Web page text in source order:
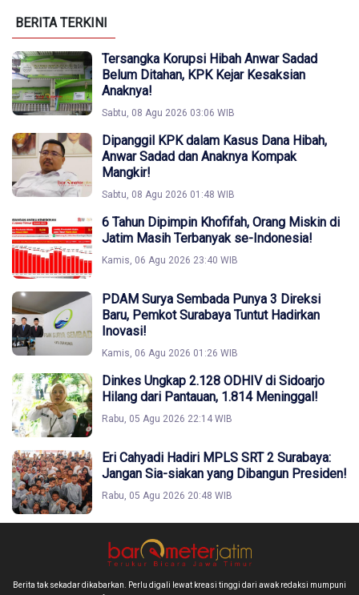
BERITA TERKINI
Tersangka Korupsi Hibah Anwar Sadad
Belum Ditahan, KPK Kejar Kesaksian
Anaknya!
Sabtu, 08 Agu 2026 03:06 WIB
Dipanggil KPK dalam Kasus Dana Hibah,
Anwar Sadad dan Anaknya Kompak
Mangkir!
Sabtu, 08 Agu 2026 01:48 WIB
6 Tahun Dipimpin Khofifah, Orang Miskin di
Jatim Masih Terbanyak se-Indonesia!
Kamis, 06 Agu 2026 23:40 WIB
PDAM Surya Sembada Punya 3 Direksi
Baru, Pemkot Surabaya Tuntut Hadirkan
Inovasi!
Kamis, 06 Agu 2026 01:26 WIB
Dinkes Ungkap 2.128 ODHIV di Sidoarjo
Hilang dari Pantauan, 1.814 Meninggal!
Rabu, 05 Agu 2026 22:14 WIB
Eri Cahyadi Hadiri MPLS SRT 2 Surabaya:
Jangan Sia-siakan yang Dibangun Presiden!
Rabu, 05 Agu 2026 20:48 WIB
Berita tak sekadar dikabarkan. Perlu digali lewat kreasi tinggi dari awak redaksi mumpuni